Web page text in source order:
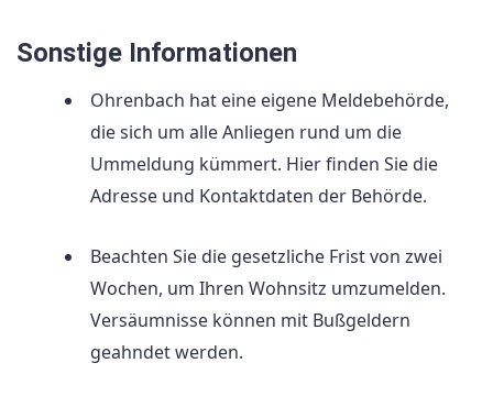
Sonstige Informationen
Ohrenbach hat eine eigene Meldebehörde,
die sich um alle Anliegen rund um die
Ummeldung kümmert. Hier finden Sie die
Adresse und Kontaktdaten der Behörde.
Beachten Sie die gesetzliche Frist von zwei
Wochen, um Ihren Wohnsitz umzumelden.
Versäumnisse können mit Bußgeldern
geahndet werden.